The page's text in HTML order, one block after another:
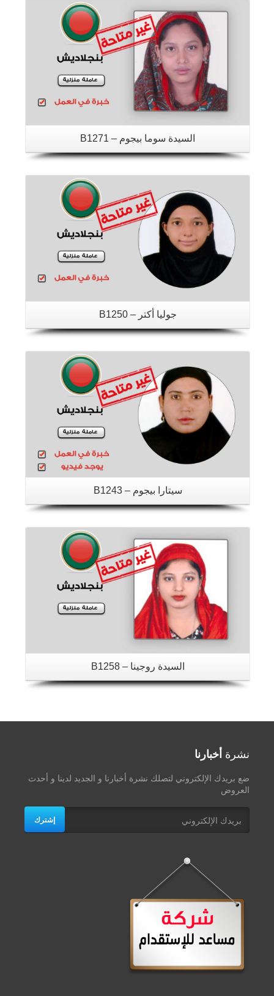
السيدة سوما بيجوم – B1271
جوليا أكتر – B1250
سيتارا بيجوم – B1243
السيدة روجينا – B1258
نشرة أخبارنا
ضع بريدك الإلكتروني لتصلك نشرة أخبارنا و الجديد لدينا و أحدث
العروض
إشترك